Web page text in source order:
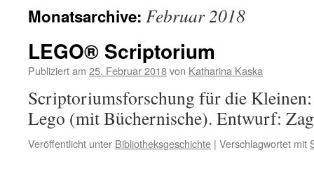
Monatsarchive: Februar 2018
LEGO® Scriptorium
Publiziert am 25. Februar 2018von Katharina Kaska
Scriptoriumsforschung für die
Lego (mit Büchernische). Entwurf:
Veröffentlicht unter Bibliotheksgeschichte | Verschlagwortet mit